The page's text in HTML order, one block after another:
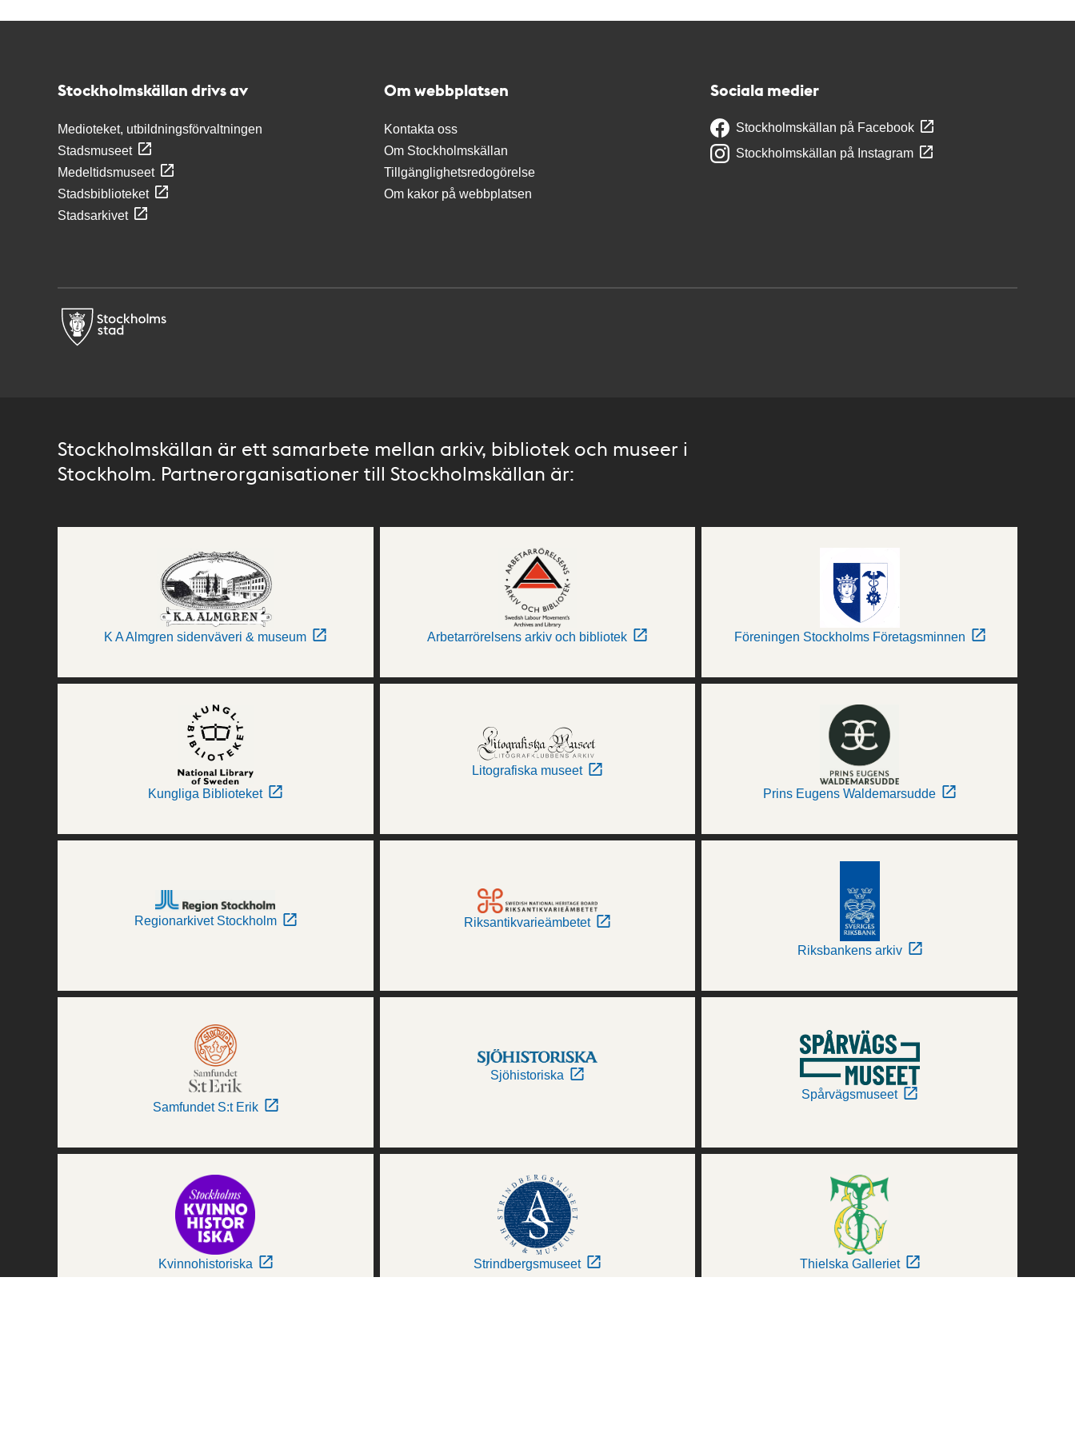
Stockholmskällan drivs av
Medioteket, utbildningsförvaltningen
Stadsmuseet
Medeltidsmuseet
Stadsbiblioteket
Stadsarkivet
Om webbplatsen
Kontakta oss
Om Stockholmskällan
Tillgänglighetsredogörelse
Om kakor på webbplatsen
Sociala medier
Stockholmskällan på Facebook
Stockholmskällan på Instagram
Stockholmskällan är ett samarbete mellan arkiv, bibliotek och museer i
Stockholm. Partnerorganisationer till Stockholmskällan är:
K A Almgren sidenväveri & museum Arbetarrörelsens arkiv och bibliotek Föreningen Stockholms Företagsminnen
Kungliga Biblioteket
Litografiska museet
Prins Eugens Waldemarsudde
Regionarkivet Stockholm Riksantikvarieämbetet
Riksbankens arkiv
Samfundet S:t Erik
Sjöhistoriska
Spårvägsmuseet
Kvinnohistoriska Strindbergsmuseet Thielska Galleriet